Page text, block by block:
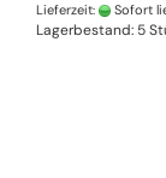
Lieferzeit: Sofort
Lagerbestand: 5